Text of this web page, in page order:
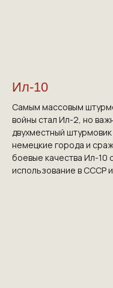
Ил-10
Самым массовым
войны стал Ил-2, но
двухместный
немецкие города и
боевые качества Ил-10
использование в СССР